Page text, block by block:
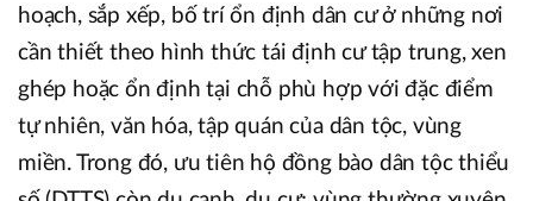
hoạch, sắp xếp, bố trí ổn định dân cư ở những nơi
cần thiết theo hình thức tái định cư tập trung, xen
ghép hoặc ổn định tại chỗ phù hợp với đặc điểm
tự nhiên, văn hóa, tập quán của dân tộc, vùng
miền. Trong đó, ưu tiên hộ đồng bào dân tộc thiểu